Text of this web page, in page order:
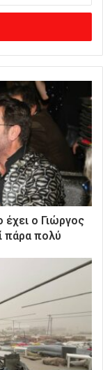
έχει ο Γιώργος
πάρα πολύ